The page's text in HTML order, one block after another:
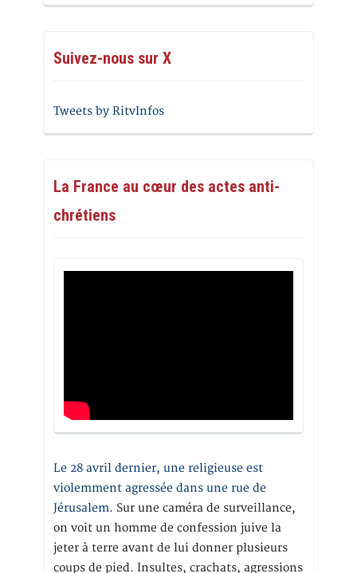
Suivez-nous sur X
Tweets by RitvInfos
La France au cœur des actes anti-
chrétiens
Le 28 avril dernier, une religieuse est
violemment agressée dans une rue de
Jérusalem. Sur une caméra de surveillance,
on voit un homme de confession juive la
jeter à terre avant de lui donner plusieurs
coups de pied. Insultes, crachats, agressions